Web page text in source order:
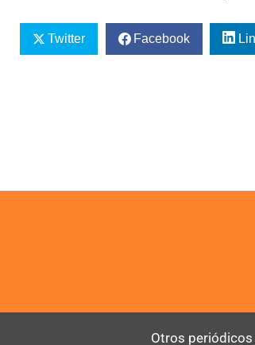
Twitter Facebook
Otros periódicos